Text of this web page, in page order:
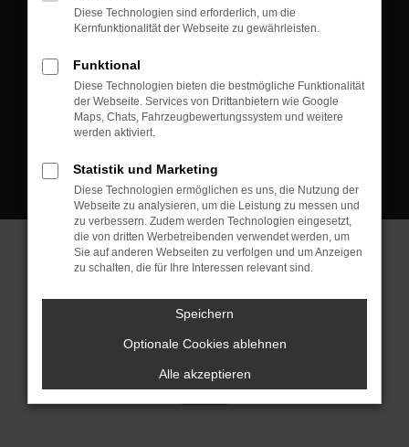
Kontakt:
Tel.: +49 3745 760 90 20
Fax: +49 3745 760 90 21
Mail: fj@jakob-trading.com
Cookie Einstellungen
© 2026 Jakob Trading GmbH | Neustädter Straße 1 | DE-08223
Neustadt/Vogtland | fj@jakob-trading.com | Webdesign by audaris.de
Diese Technologien sind erforderlich, um die
Kernfunktionalität der Webseite zu gewährleisten.
Funktional
Diese Technologien bieten die bestmögliche Funktionalität
der Webseite. Services von Drittanbietern wie Google
Maps, Chats, Fahrzeugbewertungssystem und weitere
werden aktiviert.
Statistik und Marketing
Diese Technologien ermöglichen es uns, die Nutzung der
Webseite zu analysieren, um die Leistung zu messen und
zu verbessern. Zudem werden Technologien eingesetzt,
die von dritten Werbetreibenden verwendet werden, um
Sie auf anderen Webseiten zu verfolgen und um Anzeigen
zu schalten, die für Ihre Interessen relevant sind.
Speichern
Optionale Cookies ablehnen
Alle akzeptieren